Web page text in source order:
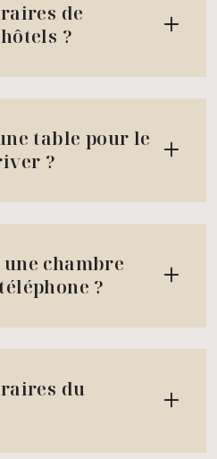
de
?
table pour le
?
chambre
?
du